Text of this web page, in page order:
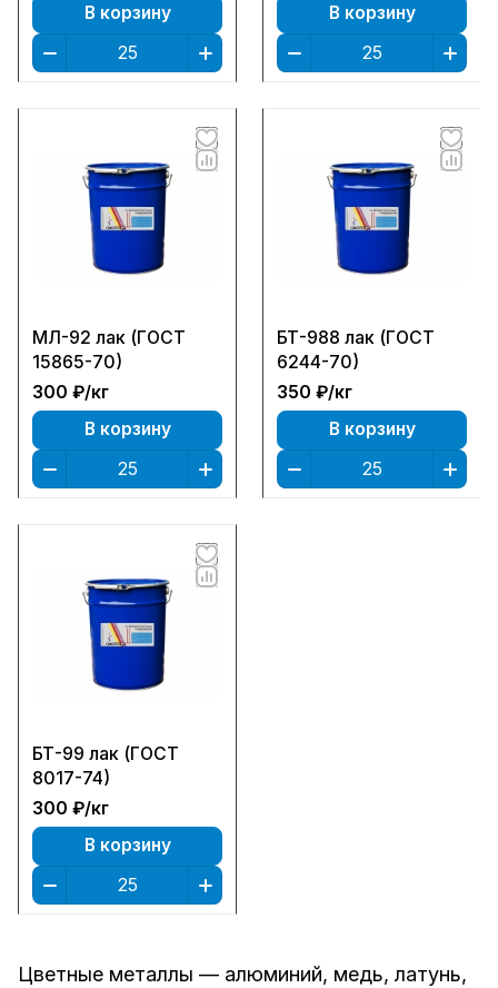
В корзину
В корзину
МЛ-92 лак (ГОСТ
15865-70)
300 ₽/кг
В корзину
БТ-988 лак (ГОСТ
6244-70)
350 ₽/кг
В корзину
БТ-99 лак (ГОСТ
8017-74)
300 ₽/кг
В корзину
Цветные металлы — алюминий, медь, латунь,